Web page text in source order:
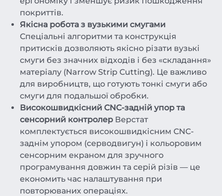
покриттів.
Якісна робота з вузькими смугами
Спеціальні алгоритми та конструкція
притисків дозволяють якісно різати вузькі
смуги без значних відходів і без «складання»
матеріалу (Narrow Strip Cutting). Це важливо
для виробництв, що готують тонкі смуги або
смуги для подальшої обробки.
Високошвидкісний CNC-задній упор та
сенсорний контролер Верстат
комплектується високошвидкісним CNC-
заднім упором (серводвигун) і кольоровим
сенсорним екраном для зручного
програмування довжин та серій різів — це
економить час налаштування при
повторюваних операціях.